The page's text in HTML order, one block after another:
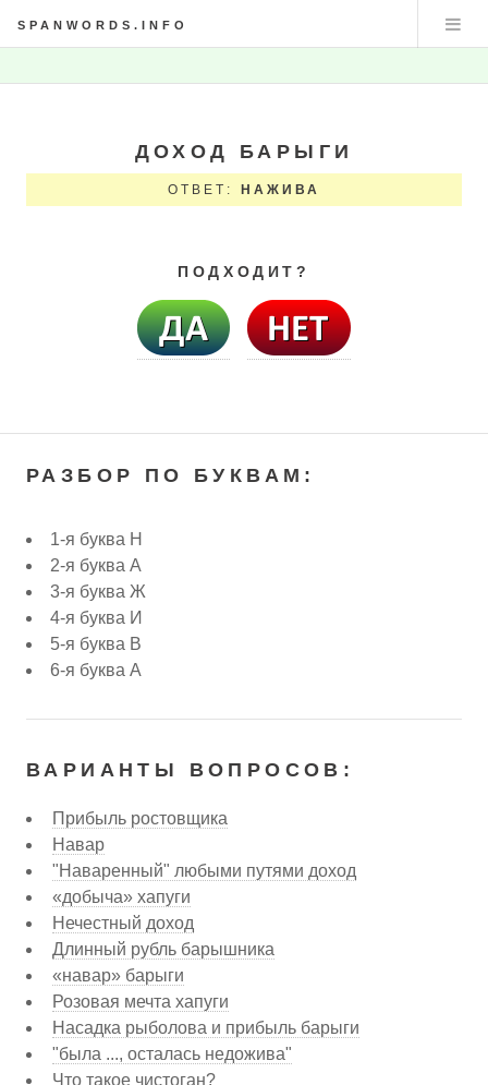
SPANWORDS.INFO
ДОХОД БАРЫГИ
ОТВЕТ: НАЖИВА
ПОДХОДИТ?
РАЗБОР ПО БУКВАМ:
1-я буква Н
2-я буква А
3-я буква Ж
4-я буква И
5-я буква В
6-я буква А
ВАРИАНТЫ ВОПРОСОВ:
Прибыль ростовщика
Навар
"Наваренный" любыми путями доход
«добыча» хапуги
Нечестный доход
Длинный рубль барышника
«навар» барыги
Розовая мечта хапуги
Насадка рыболова и прибыль барыги
"была ..., осталась недожива"
Что такое чистоган?